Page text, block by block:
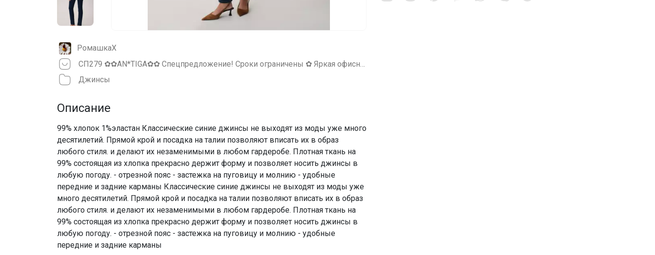
РомашкаХ
СП279 ✿✿AN*TIGA✿✿ Спецпредложение! Сроки ограничены ✿ Яркая офисная и повседневная одежда.
Джинсы
Описание
99% хлопок 1%эластан Классические синие джинсы не выходят из моды уже много
десятилетий. Прямой крой и посадка на талии позволяют вписать их в образ
любого стиля. и делают их незаменимыми в любом гардеробе. Плотная ткань на
99% состоящая из хлопка прекрасно держит форму и позволяет носить джинсы в
любую погоду. - отрезной пояс - застежка на пуговицу и молнию - удобные
передние и задние карманы Классические синие джинсы не выходят из моды уже
много десятилетий. Прямой крой и посадка на талии позволяют вписать их в образ
любого стиля. и делают их незаменимыми в любом гардеробе. Плотная ткань на
99% состоящая из хлопка прекрасно держит форму и позволяет носить джинсы в
любую погоду. - отрезной пояс - застежка на пуговицу и молнию - удобные
передние и задние карманы